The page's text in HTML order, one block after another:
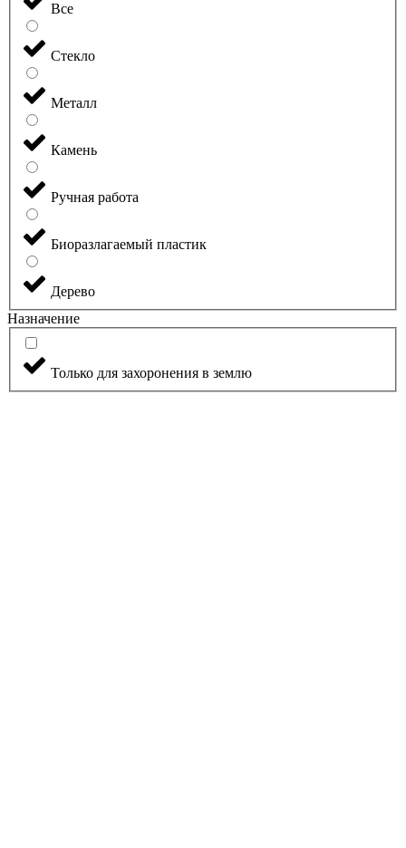
Все
Стекло
Металл
Камень
Ручная работа
Биоразлагаемый пластик
Дерево
Назначение
Только для захоронения в землю